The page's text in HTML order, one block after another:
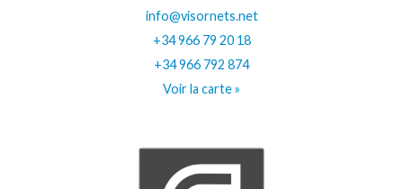
info@visornets.net
+34 966 79 20 18
+34 966 792 874
Voir la carte »